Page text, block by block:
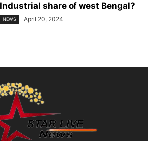
Industrial share of west Bengal?
NEWS April 20, 2024